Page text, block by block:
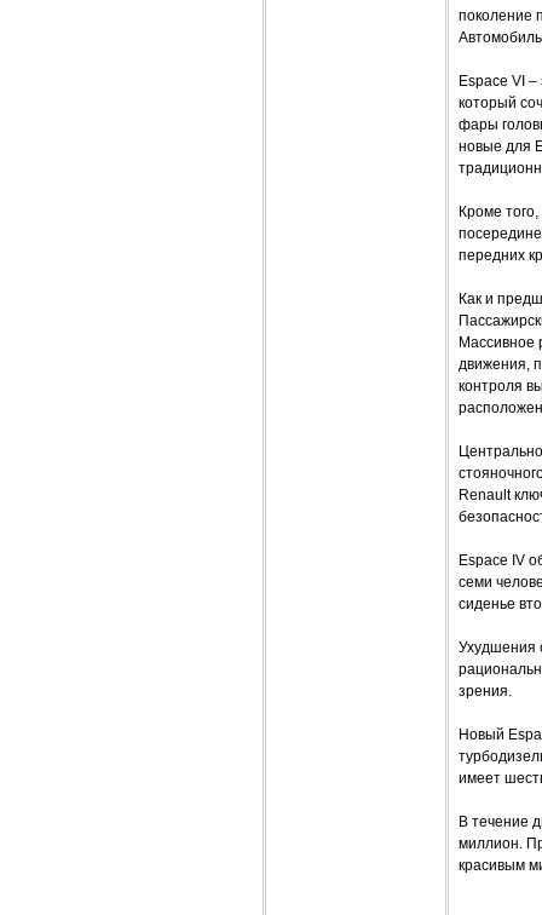
поколение
Espace VI
который
фары
новые для
Кроме
передних
Как и
Массивное
движения,
контроля
Renault
Espace IV
семи
сиденье
Ухудшения
зрения.
Новый
имеет
В течение
миллион.
красивым